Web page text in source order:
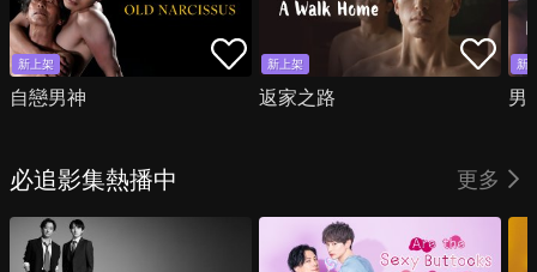
新上架
自戀男神
新上架
返家之路
新
男
必追影集熱播中 更多